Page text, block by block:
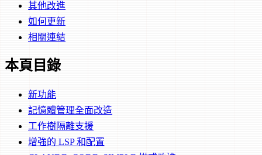
其他改進
如何更新
相關連結
本頁目錄
新功能
記憶體管理全面改造
工作樹隔離支援
增強的 LSP 和配置